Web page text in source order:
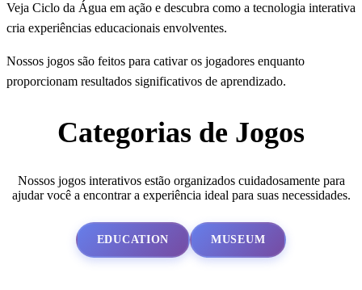
Veja Ciclo da Água em ação e descubra como a tecnologia interativa
cria experiências educacionais envolventes.
Nossos jogos são feitos para cativar os jogadores enquanto
proporcionam resultados significativos de aprendizado.
Categorias de Jogos
Nossos jogos interativos estão organizados cuidadosamente para
ajudar você a encontrar a experiência ideal para suas necessidades.
EDUCATION MUSEUM